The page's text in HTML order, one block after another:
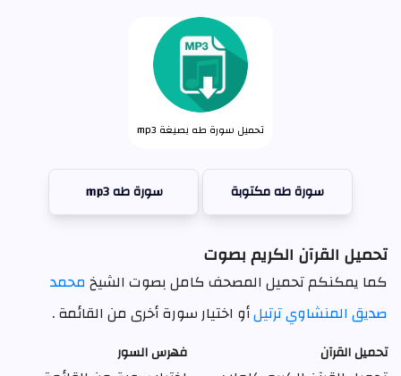
تحميل سورة طه بصيغة mp3
سورة طه مكتوبة سورة طه mp3
تحميل القرآن الكريم بصوت
كما يمكنكم تحميل المصحف كامل بصوت الشيخ محمد
صديق المنشاوي ترتيلأو اختيار سورة أخرى من القائمة .
تحميل القرآن فهرس السور